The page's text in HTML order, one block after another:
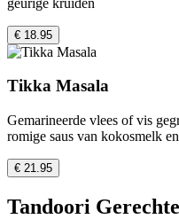
€ 18.95
Tikka Masala
Gemarineerde vlees of vis
romige saus van kokosmelk
€ 21.95
Tandoori